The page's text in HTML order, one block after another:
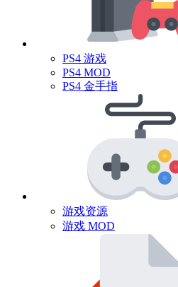
PS4 游戏
PS4 MOD
PS4 金手指
游戏资源
游戏 MOD